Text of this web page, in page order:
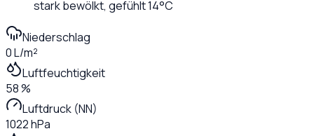
stark bewölkt, gefühlt14°C
Niederschlag
0 L/m²
Luftfeuchtigkeit
58 %
Luftdruck (NN)
1022 hPa